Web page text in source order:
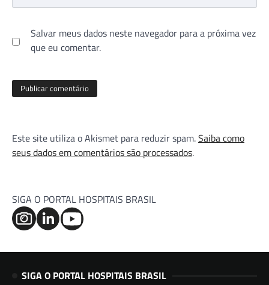
Salvar meus dados neste navegador para a próxima vez
que eu comentar.
Este site utiliza o Akismet para reduzir spam.Saiba como
seus dados em comentários são processados.
SIGA O PORTAL HOSPITAIS BRASIL
SIGA O PORTAL HOSPITAIS BRASIL